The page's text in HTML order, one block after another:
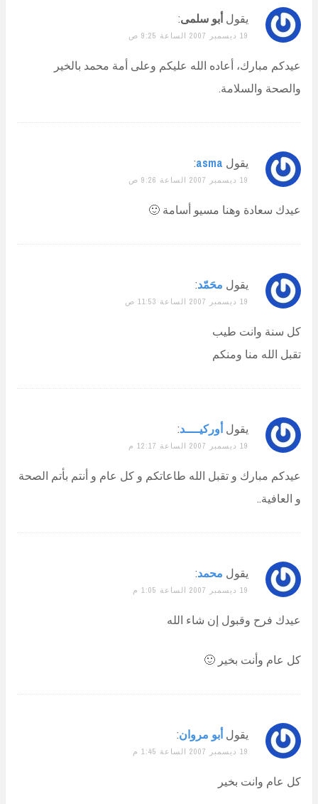
يقول أبو سلمى:
19 ديسمبر 2007 الساعة 9:25 ص
عيدكم مبارك، أعاده الله عليكم وعلى أمة محمد بالخير
والصحة والسلامة.
يقول asma
:
19 ديسمبر 2007 الساعة 9:26 ص
عيدك سعادة وهنا مسيو أسامة 🙂
يقول محَمّد:
19 ديسمبر 2007 الساعة 11:53 ص
كل سنة وانت طيب
تقبل الله منا ومنكم
يقول أوركيــــد:
19 ديسمبر 2007 الساعة 12:17 م
عيدكم مبارك و تقبل الله طاعاتكم و كل عام و أنتم بأتم الصحة
و العافية..
يقول محمد:
19 ديسمبر 2007 الساعة 1:05 م
عيدك فرح وقبول إن شاء الله
كل عام وأنت بخير 🙂
يقول أبو مروان:
19 ديسمبر 2007 الساعة 1:45 م
كل عام وانت بخير